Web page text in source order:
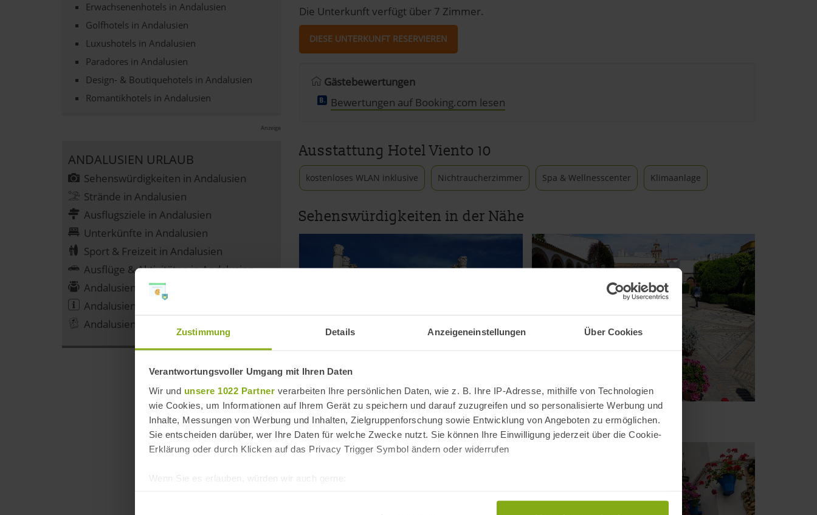
Zustimmung Details Anzeigeneinstellungen Über Cookies
Verantwortungsvoller Umgang mit Ihren Daten
Wir und unsere 1022 Partner verarbeiten Ihre persönlichen Daten, wie z. B. Ihre IP-Adresse, mithilfe von Technologien
wie Cookies, um Informationen auf Ihrem Gerät zu speichern und darauf zuzugreifen und so personalisierte Werbung und
Inhalte, Messungen von Werbung und Inhalten, Zielgruppenforschung sowie Entwicklung von Angeboten zu ermöglichen.
Sie entscheiden darüber, wer Ihre Daten für welche Zwecke nutzt. Sie können Ihre Einwilligung jederzeit über die Cookie-
Erklärung oder durch Klicken auf das Privacy Trigger Symbol ändern oder widerrufen
Wenn Sie es erlauben, würden wir auch gerne:
Die Unterkunft verfügt über 7 Zimmer.
DIESE UNTERKUNFT RESERVIEREN
Gästebewertungen
Bewertungen auf Booking.com lesen
Ausstattung Hotel Viento 10
kostenloses WLAN inklusive Nichtraucherzimmer Spa & Wellnesscenter Klimaanlage
Sehenswürdigkeiten in der Nähe
Römischer Tempel in Córdoba
Entfernung: 0,70 km
Viana-Palast in Córdoba
Entfernung: 0,88 km
Erwachsenenhotels in Andalusien
Golfhotels in Andalusien
Luxushotels in Andalusien
Paradores in Andalusien
Design- & Boutiquehotels in Andalusien
Romantikhotels in Andalusien
Anzeige
ANDALUSIEN URLAUB
Sehenswürdigkeiten in Andalusien
Strände in Andalusien
Ausflugsziele in Andalusien
Unterkünfte in Andalusien
Sport & Freizeit in Andalusien
Ausflüge & Aktivitäten in Andalusien
Andalusien Reiseangebote
Andalusien Reiseinformationen
Andalusien Reiseberichte